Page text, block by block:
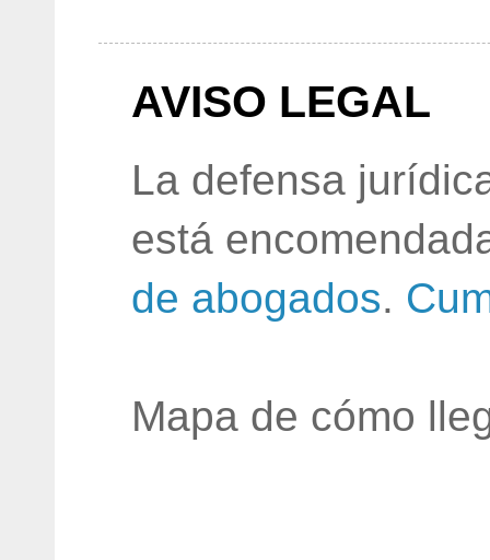
AVISO LEGAL
La defensa
está
de abogados.
Mapa de cómo